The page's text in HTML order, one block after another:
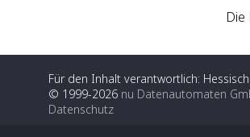
Die
Für den Inhalt verantwortlich:
© 1999-2026 nu Datenautomaten
Datenschutz